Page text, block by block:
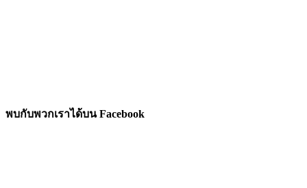
พบกับพวกเราได้บน Facebook